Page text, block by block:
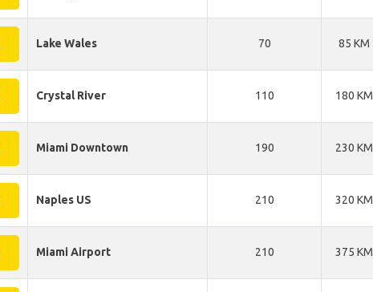
Lake Wales 70 85 KM
Crystal River 110 180 KM
Miami Downtown 190 230 KM
Naples US 210 320 KM
Miami Airport 210 375 KM